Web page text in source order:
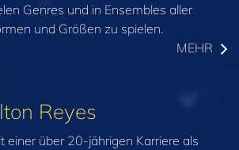
Genres und in Ensembles aller
und Größen zu spielen.
MEHR
Reyes
einer über 20-jährigen Karriere als